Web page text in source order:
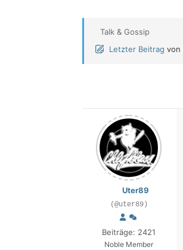
Talk & Gossip
Letzter Beitrag von
Uter89
(@uter89)
Beiträge: 2421
Noble Member